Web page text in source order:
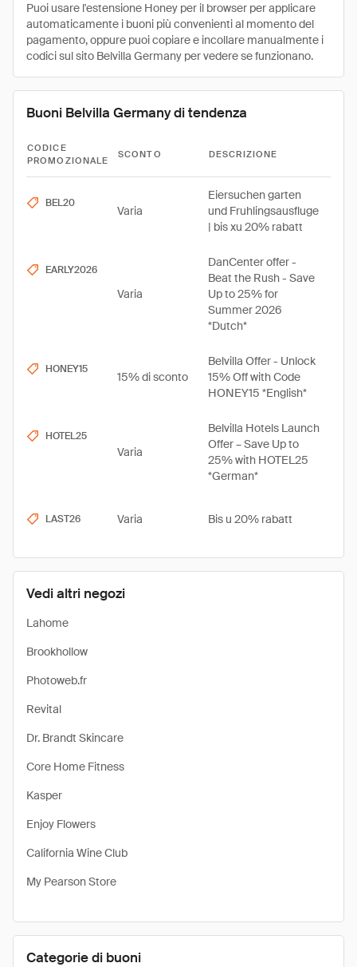
Vedi altri negozi
Lahome
Brookhollow
Photoweb.fr
Revital
Dr. Brandt Skincare
Core Home Fitness
Kasper
Enjoy Flowers
California Wine Club
My Pearson Store
Categorie di buoni
Puoi usare l'estensione Honey per il browser per applicare
automaticamente i buoni più convenienti al momento del
pagamento, oppure puoi copiare e incollare manualmente i
codici sul sito Belvilla Germany per vedere se funzionano.
Buoni Belvilla Germany di tendenza
CODICE
PROMOZIONALE
SCONTO DESCRIZIONE
BEL20
Varia
Eiersuchen garten
und Fruhlingsausfluge
| bis xu 20% rabatt
EARLY2026
Varia
DanCenter offer -
Beat the Rush - Save
Up to 25% for
Summer 2026
*Dutch*
HONEY15
15% di sconto
Belvilla Offer - Unlock
15% Off with Code
HONEY15 *English*
HOTEL25
Varia
Belvilla Hotels Launch
Offer – Save Up to
25% with HOTEL25
*German*
LAST26 Varia Bis u 20% rabatt